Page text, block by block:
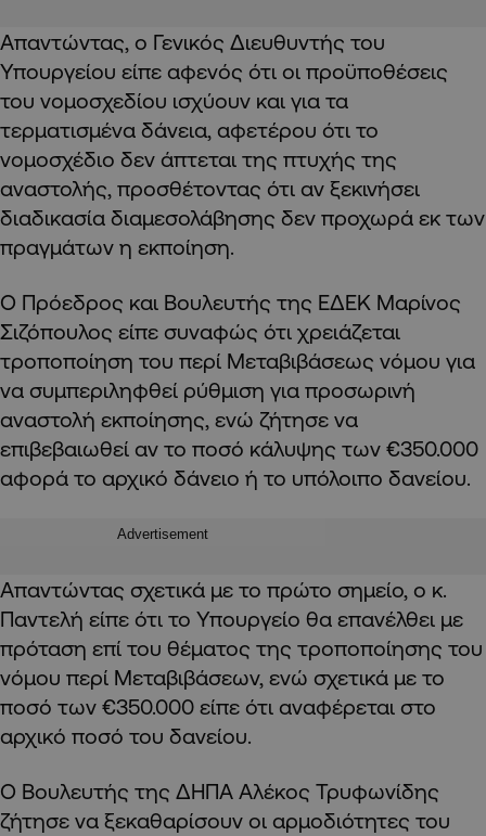
Απαντώντας, ο Γενικός Διευθυντής του
Υπουργείου είπε αφενός ότι οι προϋποθέσεις
του νομοσχεδίου ισχύουν και για τα
τερματισμένα δάνεια, αφετέρου ότι το
νομοσχέδιο δεν άπτεται της πτυχής της
αναστολής, προσθέτοντας ότι αν ξεκινήσει
διαδικασία διαμεσολάβησης δεν προχωρά εκ των
πραγμάτων η εκποίηση.
Ο Πρόεδρος και Βουλευτής της ΕΔΕΚ Μαρίνος
Σιζόπουλος είπε συναφώς ότι χρειάζεται
τροποποίηση του περί Μεταβιβάσεως νόμου για
να συμπεριληφθεί ρύθμιση για προσωρινή
αναστολή εκποίησης, ενώ ζήτησε να
επιβεβαιωθεί αν το ποσό κάλυψης των €350.000
αφορά το αρχικό δάνειο ή το υπόλοιπο δανείου.
Advertisement
Απαντώντας σχετικά με το πρώτο σημείο, ο κ.
Παντελή είπε ότι το Υπουργείο θα επανέλθει με
πρόταση επί του θέματος της τροποποίησης του
νόμου περί Μεταβιβάσεων, ενώ σχετικά με το
ποσό των €350.000 είπε ότι αναφέρεται στο
αρχικό ποσό του δανείου.
Ο Βουλευτής της ΔΗΠΑ Αλέκος Τρυφωνίδης
ζήτησε να ξεκαθαρίσουν οι αρμοδιότητες του